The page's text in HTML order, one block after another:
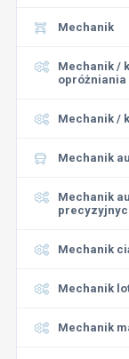
Mechanik
Mechanik /
Mechanik /
Mechanik
Mechanik
Mechanik
Mechanik
Mechanik